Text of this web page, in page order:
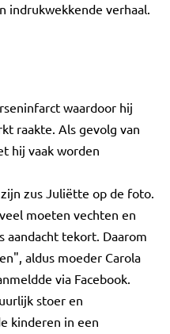
indrukwekkende verhaal.
waardoor hij
raakte. Als gevolg van
hij vaak worden
zus Juliëtte op de foto.
moeten vechten en
aandacht tekort. Daarom
aldus moeder Carola
via Facebook.
stoer en
kinderen in een